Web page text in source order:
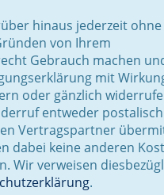
hinaus jederzeit ohne
von Ihrem
Gebrauch machen
mit
oder gänzlich
entweder
Vertragspartner
dabei keine anderen
Wir verweisen
.